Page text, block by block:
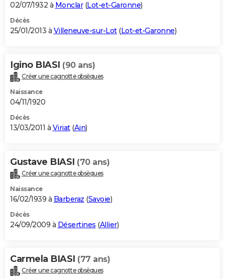
02/07/1932 à Monclar(Lot-et-Garonne)
Décès
25/01/2013 à Villeneuve-sur-Lot(Lot-et-Garonne)
Igino BIASI (90 ans)
Créer une cagnotte obsèques
Naissance
04/11/1920
Décès
13/03/2011 à Viriat(Ain)
Gustave BIASI (70 ans)
Créer une cagnotte obsèques
Naissance
16/02/1939 à Barberaz (Savoie)
Décès
24/09/2009 à Désertines (Allier)
Carmela BIASI (77 ans)
Créer une cagnotte obsèques